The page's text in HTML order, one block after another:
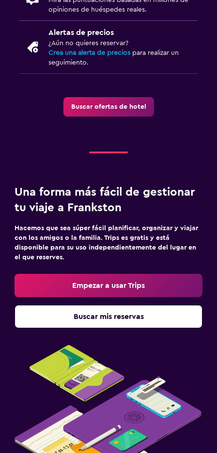
opiniones de huéspedes reales.
Alertas de precios
¿Aún no quieres reservar?
Crea una alerta de precios para realizar un
seguimiento.
Buscar ofertas de hotel
Una forma más fácil de gestionar
tu viaje a Frankston
Hacemos que sea súper fácil planificar, organizar y viajar
con los amigos o la familia. Trips es gratis y está
disponible para su uso independientemente del lugar en
el que reserves.
Empezar a usar Trips
Buscar mis reservas